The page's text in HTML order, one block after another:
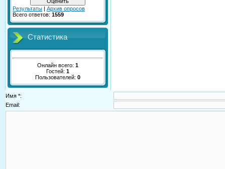
Результаты | Архив опросов
Всего ответов: 1559
Статистика
Онлайн всего: 1
Гостей: 1
Пользователей: 0
Имя *:
Email: